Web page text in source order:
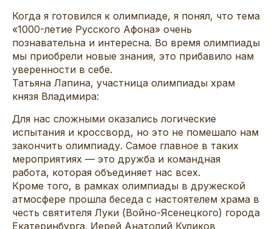
Когда я готовился к олимпиаде, я понял, что тема
«1000-летие Русского Афона» очень
познавательна и интересна. Во время олимпиады
мы приобрели новые знания, это прибавило нам
уверенности в себе.
Татьяна Лапина, участница олимпиады храм
князя Владимира:
Для нас сложными оказались логические
испытания и кроссворд, но это не помешало нам
закончить олимпиаду. Самое главное в таких
мероприятиях — это дружба и командная
работа, которая объединяет нас всех.
Кроме того, в рамках олимпиады в дружеской
атмосфере прошла беседа с настоятелем храма в
честь святителя Луки (Войно-Ясенецкого) города
Екатеринбурга. Иерей Анатолий Куликов